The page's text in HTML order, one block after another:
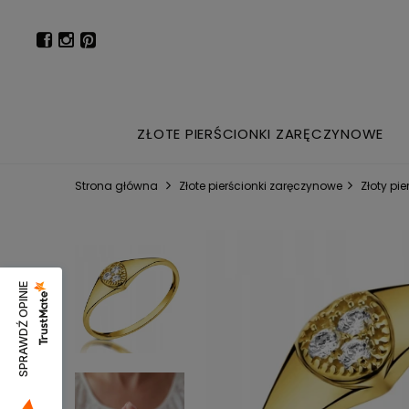
ZŁOTE PIERŚCIONKI ZARĘCZYNOWE
Strona główna Złote pierścionki zaręczynowe Złoty
SPRAWDŹ OPINIE